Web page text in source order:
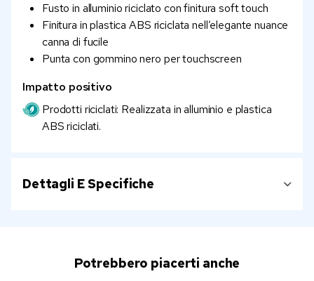
Fusto in alluminio riciclato con finitura soft touch
Finitura in plastica ABS riciclata nell’elegante nuance
canna di fucile
Punta con gommino nero per touchscreen
Impatto positivo
Prodotti riciclati: Realizzata in alluminio e plastica
ABS riciclati.
Dettagli E Specifiche
Potrebbero piacerti anche